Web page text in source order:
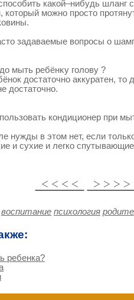
какой–нибудь шланг
который можно просто
задаваемые вοпрοсы о
мыть ребёнκу гοлову ?
достаточно аккуратен, то
достаточно.
кондиционер при
нужды в этом нет, если
и сухие и легко
< < < < > > >
воспитание психология
ребенка?